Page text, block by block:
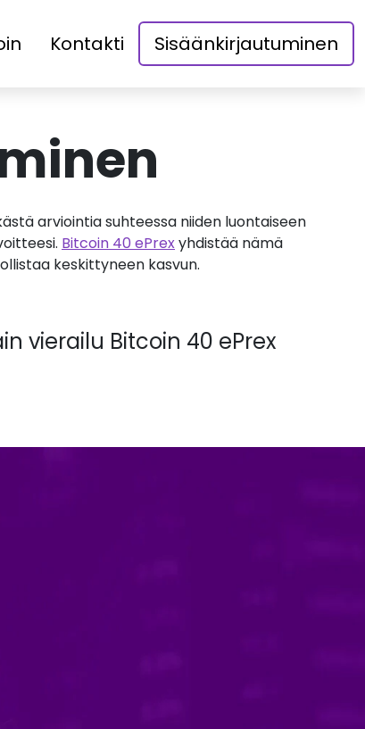
Kontakti Sisäänkirjautuminen
arviointia suhteessa niiden luontaiseen
Bitcoin 40 ePrexyhdistää nämä
keskittyneen kasvun.
vierailu Bitcoin 40 ePrex